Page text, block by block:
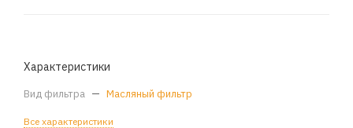
Характеристики
Вид фильтра — Масляный фильтр
Все характеристики